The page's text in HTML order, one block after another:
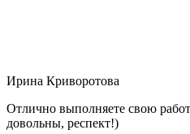
Ирина Криворотова
Отлично выполняете свою
довольны, респект!)